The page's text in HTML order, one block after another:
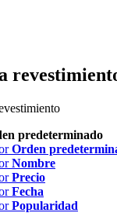
predeterminado
Orden
Nombre
Precio
Fecha
Popularidad